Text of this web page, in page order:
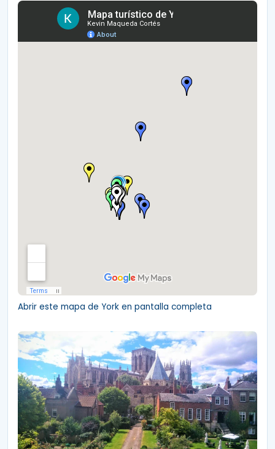
Abrir este mapa de York en pantalla completa